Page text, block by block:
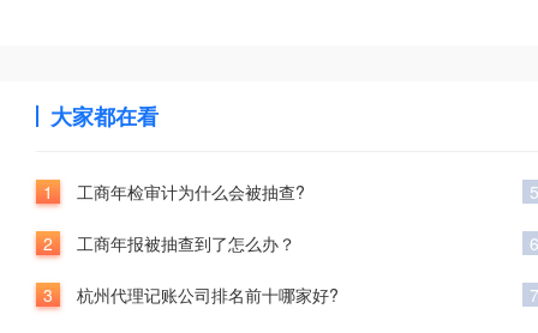
大家都在看
1 工商年检审计为什么会被抽查?
2 工商年报被抽查到了怎么办？
3 杭州代理记账公司排名前十哪家好?
5
6
7